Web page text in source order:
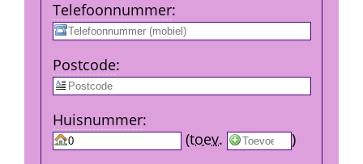
Telefoon­nummer:
Post­code:
Huis­nummer:
(toev.
)